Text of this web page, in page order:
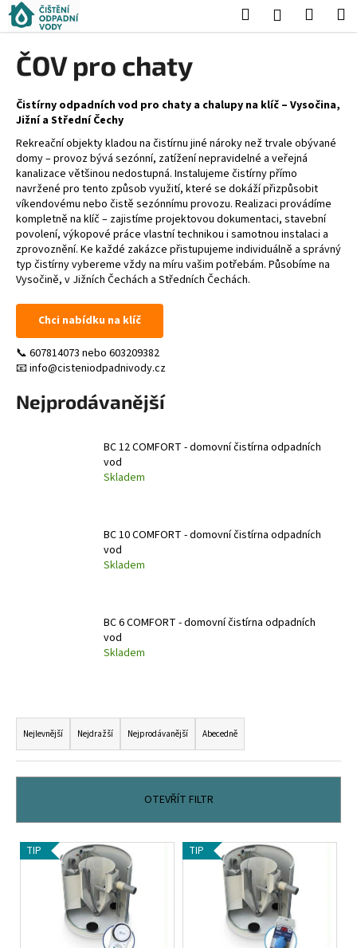
Přejít
obsah
HledatPřihlášení
ČOV pro chaty
Čistírny odpadních vod pro chaty a chalupy na klíč – Vysočina,
Jižní a Střední Čechy
Rekreační objekty kladou na čistírnu jiné nároky než trvale obývané
domy – provoz bývá sezónní, zatížení nepravidelné a veřejná
kanalizace většinou nedostupná. Instalujeme čistírny přímo
navržené pro tento způsob využití, které se dokáží přizpůsobit
víkendovému nebo čistě sezónnímu provozu. Realizaci provádíme
kompletně na klíč – zajistíme projektovou dokumentaci, stavební
povolení, výkopové práce vlastní technikou i samotnou instalaci a
zprovoznění. Ke každé zakázce přistupujeme individuálně a správný
typ čistírny vybereme vždy na míru vašim potřebám. Působíme na
Vysočině, v Jižních Čechách a Středních Čechách.
Chci nabídku na klíč
📞 607814073 nebo 603209382
📧 info@cisteniodpadnivody.cz
Nejprodávanější
BC 12 COMFORT - domovní čistírna odpadních
vod
Skladem
BC 10 COMFORT - domovní čistírna odpadních
vod
Skladem
BC 6 COMFORT - domovní čistírna odpadních
vod
Skladem
Ř
a
z
e
í
p
r
Nejlevnější Nejdražší Nejprodávanější Abecedně
OTEVŘÍT FILTR
VTIP TIP
K
o
o
p
o
t
ř
e
b
u
j
e
n
a
j
HLEDAT
č
u
j